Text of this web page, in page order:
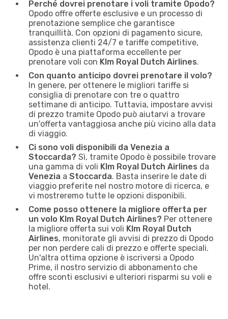
Perché dovrei prenotare i voli tramite Opodo?
Opodo offre offerte esclusive e un processo di
prenotazione semplice che garantisce
tranquillità. Con opzioni di pagamento sicure,
assistenza clienti 24/7 e tariffe competitive,
Opodo è una piattaforma eccellente per
prenotare voli con Klm Royal Dutch Airlines.
Con quanto anticipo dovrei prenotare il volo?
In genere, per ottenere le migliori tariffe si
consiglia di prenotare con tre o quattro
settimane di anticipo. Tuttavia, impostare avvisi
di prezzo tramite Opodo può aiutarvi a trovare
un'offerta vantaggiosa anche più vicino alla data
di viaggio.
Ci sono voli disponibili da Venezia a
Stoccarda? Sì, tramite Opodo è possibile trovare
una gamma di voli Klm Royal Dutch Airlines da
Venezia a Stoccarda. Basta inserire le date di
viaggio preferite nel nostro motore di ricerca, e
vi mostreremo tutte le opzioni disponibili.
Come posso ottenere la migliore offerta per
un volo Klm Royal Dutch Airlines? Per ottenere
la migliore offerta sui voli Klm Royal Dutch
Airlines, monitorate gli avvisi di prezzo di Opodo
per non perdere cali di prezzo e offerte speciali.
Un'altra ottima opzione è iscriversi a Opodo
Prime, il nostro servizio di abbonamento che
offre sconti esclusivi e ulteriori risparmi su voli e
hotel.